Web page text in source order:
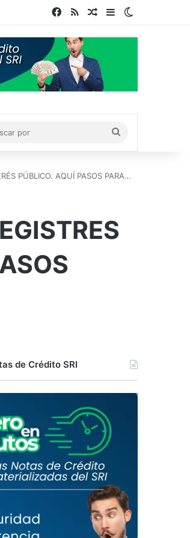
Facebook
RSS Publicación al azar
Barra lateral
skin
por
PÚBLICO. AQUÍ PASOS PARA…
de Crédito SRI